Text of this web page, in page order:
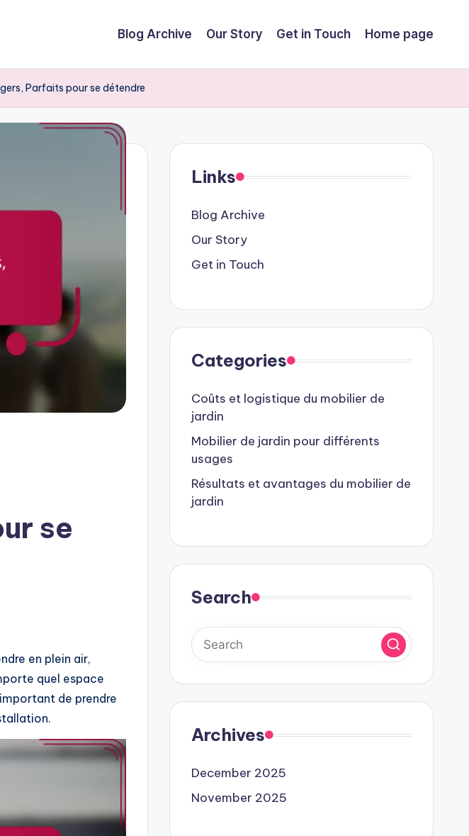
Blog Archive Our Story Get in Touch Home page
Parfaits pour se détendre
se
en plein air,
quel espace
de prendre
Links
Blog Archive
Our Story
Get in Touch
Categories
Coûts et logistique du mobilier de
jardin
Mobilier de jardin pour différents
usages
Résultats et avantages du mobilier de
jardin
Search
Archives
December 2025
November 2025